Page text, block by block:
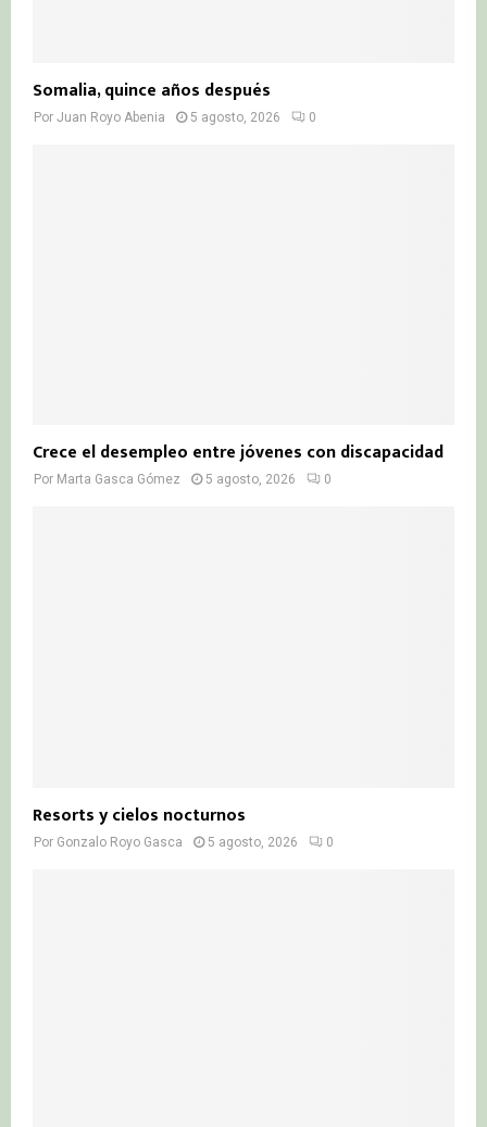
Somalia, quince años después
Por Juan Royo Abenia 5 agosto, 2026 0
Crece el desempleo entre jóvenes con discapacidad
Por Marta Gasca Gómez 5 agosto, 2026 0
Resorts y cielos nocturnos
Por Gonzalo Royo Gasca 5 agosto, 2026 0